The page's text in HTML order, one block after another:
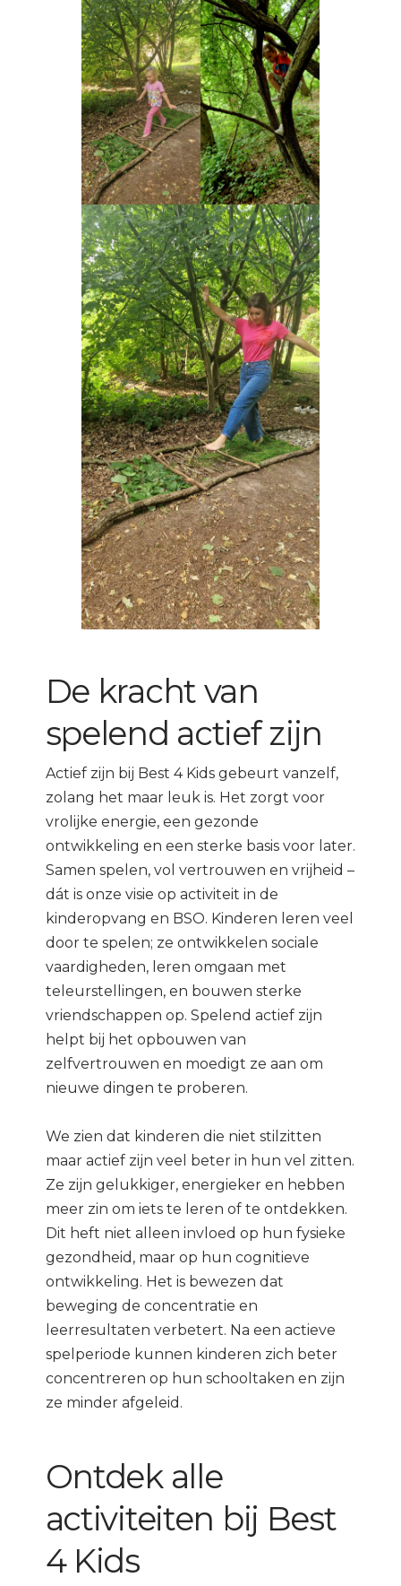
De kracht van
spelend actief zijn
Actief zijn bij Best 4 Kids gebeurt vanzelf,
zolang het maar leuk is. Het zorgt voor
vrolijke energie, een gezonde
ontwikkeling en een sterke basis voor later.
Samen spelen, vol vertrouwen en vrijheid –
dát is onze visie op activiteit in de
kinderopvang en BSO. Kinderen leren veel
door te spelen; ze ontwikkelen sociale
vaardigheden, leren omgaan met
teleurstellingen, en bouwen sterke
vriendschappen op. Spelend actief zijn
helpt bij het opbouwen van
zelfvertrouwen en moedigt ze aan om
nieuwe dingen te proberen.
We zien dat kinderen die niet stilzitten
maar actief zijn veel beter in hun vel zitten.
Ze zijn gelukkiger, energieker en hebben
meer zin om iets te leren of te ontdekken.
Dit heft niet alleen invloed op hun fysieke
gezondheid, maar op hun cognitieve
ontwikkeling. Het is bewezen dat
beweging de concentratie en
leerresultaten verbetert. Na een actieve
spelperiode kunnen kinderen zich beter
concentreren op hun schooltaken en zijn
ze minder afgeleid.
Ontdek alle
activiteiten bij Best
4 Kids